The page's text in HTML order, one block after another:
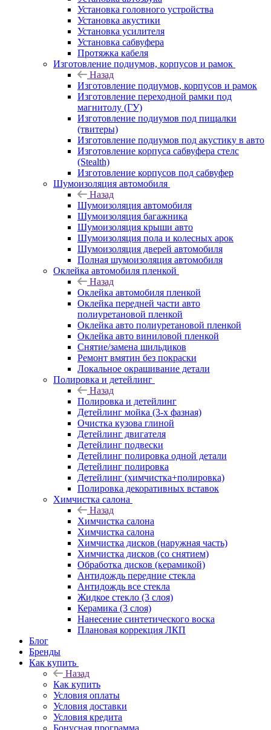
Установка головного устройства
Установка акустики
Установка усилителя
Установка сабвуфера
Протяжка кабеля
Изготовление подиумов, корпусов и рамок
Назад
Изготовление подиумов, корпусов и рамок
Изготовление переходной рамки под
магнитолу (ГУ)
Изготовление подиумов под пищалки
(твитеры)
Изготовление подиумов под акустику в авто
Изготовление корпуса сабвуфера стелс
(Stealth)
Изготовление корпусов под сабвуфер
Шумоизоляция автомобиля
Назад
Шумоизоляция автомобиля
Шумоизоляция багажника
Шумоизоляция крыши авто
Шумоизоляция пола и колесных арок
Шумоизоляция дверей автомобиля
Полная шумоизоляция автомобиля
Оклейка автомобиля пленкой
Назад
Оклейка автомобиля пленкой
Оклейка передней части авто
полиуретановой пленкой
Оклейка авто полиуретановой пленкой
Оклейка авто виниловой пленкой
Снятие/замена шильдиков
Ремонт вмятин без покраски
Локальное окрашивание детали
Полировка и детейлинг
Назад
Полировка и детейлинг
Детейлинг мойка (3-х фазная)
Очистка кузова глиной
Детейлинг двигателя
Детейлинг подвески
Детейлинг полировка одной детали
Детейлинг полировка
Детейлинг (химчистка+полировка)
Полировка декоративных вставок
Химчистка салона
Назад
Химчистка салона
Химчистка салона
Химчистка дисков (наружная часть)
Химчистка дисков (со снятием)
Обработка дисков (керамикой)
Антидождь передние стекла
Антидождь все стекла
Жидкое стекло (3 слоя)
Керамика (3 слоя)
Нанесение синтетического воска
Плановая коррекция ЛКП
Блог
Бренды
Как купить
Назад
Как купить
Условия оплаты
Условия доставки
Условия кредита
Бонусная программа